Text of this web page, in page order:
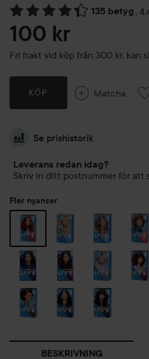
135 betyg ,
Hoppa till Betyg & kommentarer
100 kr
Fri frakt vid köp från 300 kr, kan
KÖP Matcha
Se prishistorik
Leverans redan idag?
Skriv in ditt postnummer för att
Fler nyanser
BESKRIVNING